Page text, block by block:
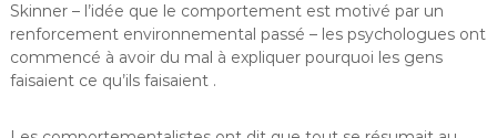
Skinner – l’idée que le comportement est motivé par un
renforcement environnemental passé – les psychologues ont
commencé à avoir du mal à expliquer pourquoi les gens
faisaient ce qu’ils faisaient .